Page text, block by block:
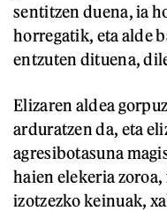
sentitzen duena, ia
horregatik, eta alde
entzuten dituena,
Elizaren aldea
arduratzen da, eta
agresibotasuna
haien elekeria
izotzezko keinuak,